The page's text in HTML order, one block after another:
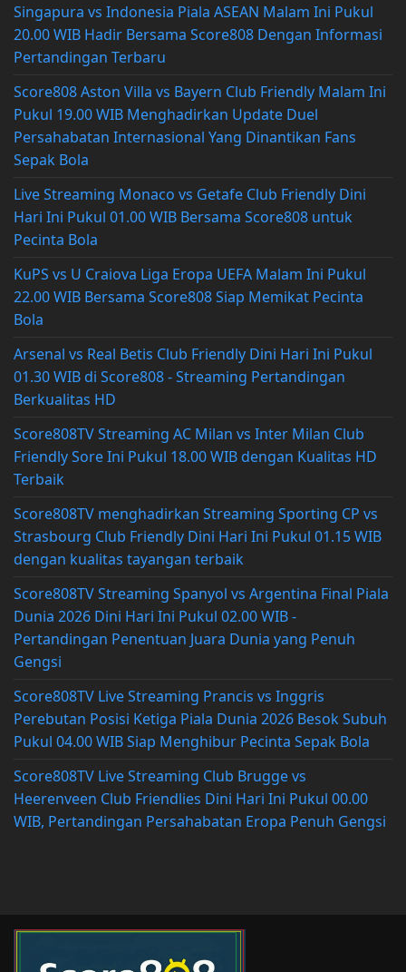
Singapura vs Indonesia Piala ASEAN Malam Ini Pukul
20.00 WIB Hadir Bersama Score808 Dengan Informasi
Pertandingan Terbaru
Score808 Aston Villa vs Bayern Club Friendly Malam Ini
Pukul 19.00 WIB Menghadirkan Update Duel
Persahabatan Internasional Yang Dinantikan Fans
Sepak Bola
Live Streaming Monaco vs Getafe Club Friendly Dini
Hari Ini Pukul 01.00 WIB Bersama Score808 untuk
Pecinta Bola
KuPS vs U Craiova Liga Eropa UEFA Malam Ini Pukul
22.00 WIB Bersama Score808 Siap Memikat Pecinta
Bola
Arsenal vs Real Betis Club Friendly Dini Hari Ini Pukul
01.30 WIB di Score808 - Streaming Pertandingan
Berkualitas HD
Score808TV Streaming AC Milan vs Inter Milan Club
Friendly Sore Ini Pukul 18.00 WIB dengan Kualitas HD
Terbaik
Score808TV menghadirkan Streaming Sporting CP vs
Strasbourg Club Friendly Dini Hari Ini Pukul 01.15 WIB
dengan kualitas tayangan terbaik
Score808TV Streaming Spanyol vs Argentina Final Piala
Dunia 2026 Dini Hari Ini Pukul 02.00 WIB -
Pertandingan Penentuan Juara Dunia yang Penuh
Gengsi
Score808TV Live Streaming Prancis vs Inggris
Perebutan Posisi Ketiga Piala Dunia 2026 Besok Subuh
Pukul 04.00 WIB Siap Menghibur Pecinta Sepak Bola
Score808TV Live Streaming Club Brugge vs
Heerenveen Club Friendlies Dini Hari Ini Pukul 00.00
WIB, Pertandingan Persahabatan Eropa Penuh Gengsi